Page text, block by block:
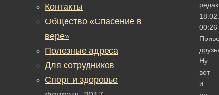
00:26
Ну
вот
и
Контакты
Общество «Спасение в
вере»
Полезные адреса
Для сотрудников
Спорт и здоровье